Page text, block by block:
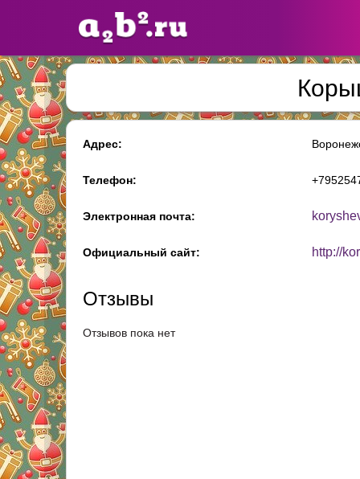
Адрес:
Телефон:
Электронная почта:
Официальный сайт: http://
Отзывы
Отзывов пока нет